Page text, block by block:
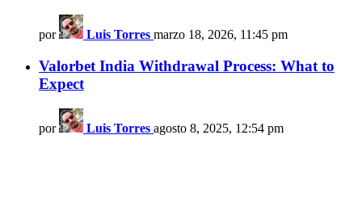
por Luis Torres marzo 18, 2026, 11:45 pm
Valorbet India Withdrawal Process: What to
Expect
por Luis Torres agosto 8, 2025, 12:54 pm